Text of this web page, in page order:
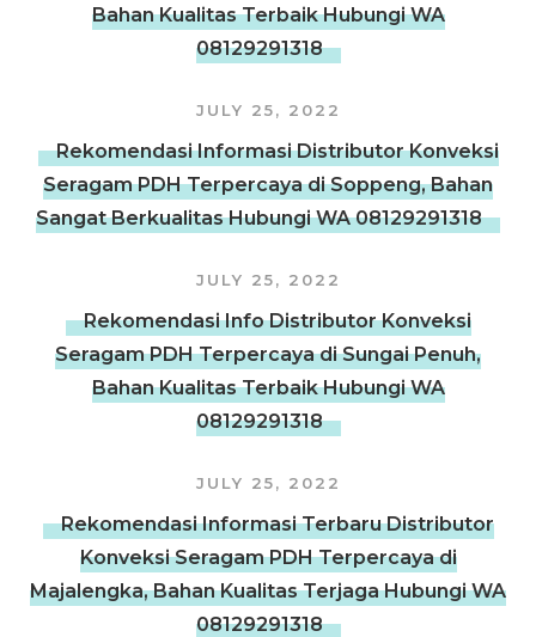
Bahan Kualitas Terbaik Hubungi WA
08129291318
JULY 25, 2022
Rekomendasi Informasi Distributor Konveksi
Seragam PDH Terpercaya di Soppeng, Bahan
Sangat Berkualitas Hubungi WA 08129291318
JULY 25, 2022
Rekomendasi Info Distributor Konveksi
Seragam PDH Terpercaya di Sungai Penuh,
Bahan Kualitas Terbaik Hubungi WA
08129291318
JULY 25, 2022
Rekomendasi Informasi Terbaru Distributor
Konveksi Seragam PDH Terpercaya di
Majalengka, Bahan Kualitas Terjaga Hubungi WA
08129291318